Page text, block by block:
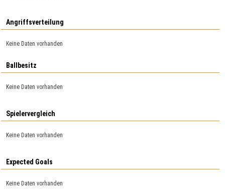
Angriffsverteilung
Keine Daten vorhanden
Ballbesitz
Keine Daten vorhanden
Spielervergleich
Keine Daten vorhanden
Expected Goals
Keine Daten vorhanden